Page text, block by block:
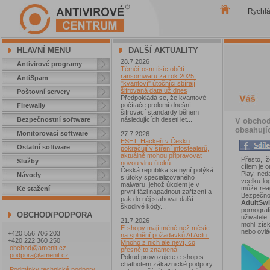
HLAVNÍ MENU
Antivirové programy
AntiSpam
Poštovní servery
Firewally
Bezpečnostní software
Monitorovací software
Ostatní software
Služby
Návody
Ke stažení
OBCHOD/PODPORA
+420 556 706 203
+420 222 360 250
obchod@amenit.cz
podpora@amenit.cz
DALŠÍ AKTUALITY
28.7.2026
Téměř osm tisíc obětí
ransomwaru za rok 2025:
"kvantoví" útočníci sbírají
šifrovaná data už dnes
Předpokládá se, že kvantové
počítače prolomí dnešní
šifrovací standardy během
následujících deseti let...
27.7.2026
ESET: Hackeři v Česku
pokračují v šíření infostealerů,
aktuálně mohou připravovat
novou vlnu útoků
Česká republika se nyní potýká
s útoky specializovaného
malwaru, jehož úkolem je v
první fázi napadnout zařízení a
pak do něj stahovat další
škodlivé kódy...
21.7.2026
E-shopy mají méně než měsíc
na splnění požadavků AI Actu.
Mnoho z nich ale neví, co
přesně to znamená
Pokud provozujete e-shop s
chatbotem zákaznické podpory
V
Přesto,
cílem je
Play,
vcelku
může
mohl
nebo